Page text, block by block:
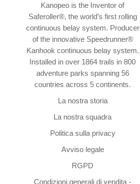
Kanopeo is the Inventor of
Saferoller®, the world’s first rolling
continuous belay system. Producer
of the innovative Speedrunner®
Kanhook continuous belay system.
Installed in over 1864 trails in 800
adventure parks spanning 56
countries across 5 continents.
La nostra storia
La nostra squadra
Politica sulla privacy
Avviso legale
RGPD
Condizioni generali di vendita -